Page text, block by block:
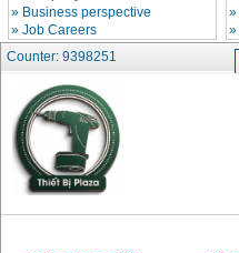
May han que dien tu
Hong ky HK 200Z
Price
Binh khi Co2, chai khi
co2 han Mig
Price
» Business perspective
» Job Careers
»
»
Counter: 9398251